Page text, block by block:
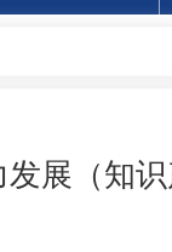
展（知识